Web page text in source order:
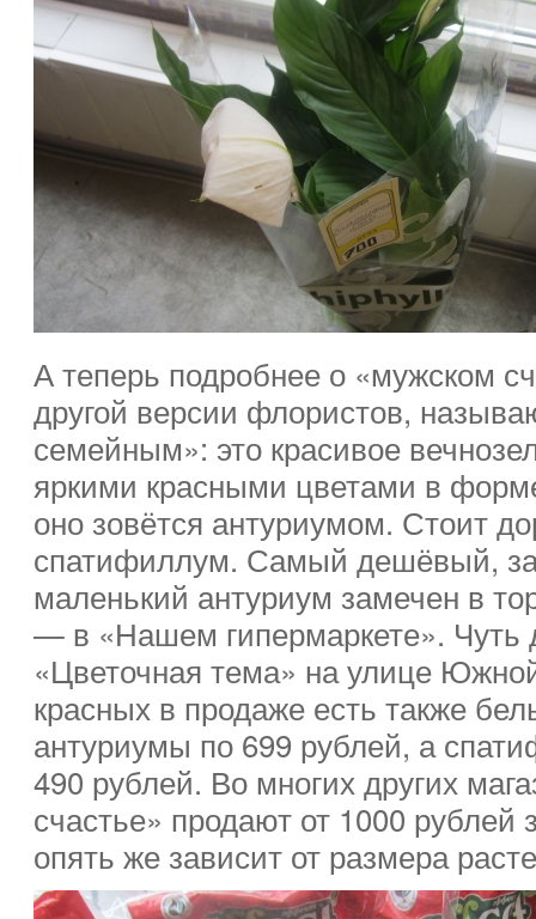
А теперь подробнее о «мужском
другой версии флористов,
семейным»: это красивое
яркими красными цветами в
оно зовётся антуриумом. Стоит
спатифиллум. Самый дешёвый,
маленький антуриум замечен в
— в «Нашем гипермаркете». Чуть
«Цветочная тема» на улице
красных в продаже есть также
антуриумы по 699 рублей, а
490 рублей. Во многих других
счастье» продают от 1000 рублей
опять же зависит от размера